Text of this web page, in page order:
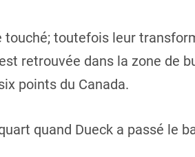
toutefois leur
retrouvée dans la zone de
points du Canada.
quand Dueck a passé le